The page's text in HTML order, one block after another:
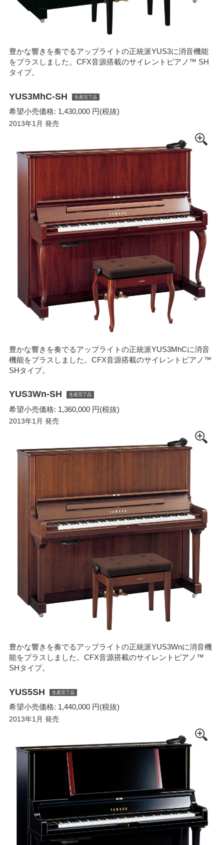
豊かな響きを奏でるアップライトの正統派YUS3に消音機能
をプラスしました。CFX音源搭載のサイレントピアノ™ SH
タイプ。
YUS3MhC-SH 生産完了品
希望小売価格: 1,430,000 円(税抜)
2013年1月 発売
豊かな響きを奏でるアップライトの正統派YUS3MhCに消音
機能をプラスしました。CFX音源搭載のサイレントピアノ™
SHタイプ。
YUS3Wn-SH 生産完了品
希望小売価格: 1,360,000 円(税抜)
2013年1月 発売
豊かな響きを奏でるアップライトの正統派YUS3Wnに消音機
能をプラスしました。CFX音源搭載のサイレントピアノ™
SHタイプ。
YUS5SH 生産完了品
希望小売価格: 1,440,000 円(税抜)
2013年1月 発売